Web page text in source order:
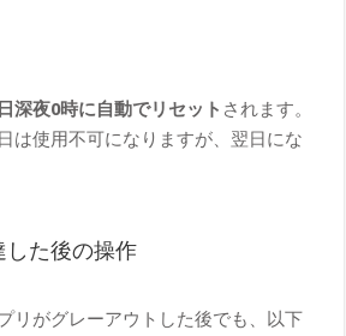
深夜0時に自動でリセット されます。
は使用不可になりますが、翌日にな
した後の操作
リがグレーアウトした後でも、以下